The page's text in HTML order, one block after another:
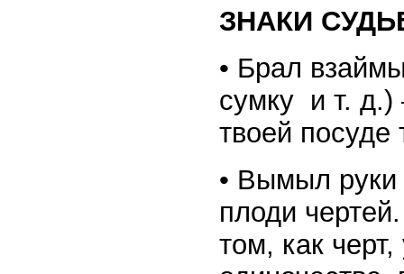
ЗНАКИ
• Брал
сумку и т.
твоей посуде
• Вымыл руки
плоди
том, как